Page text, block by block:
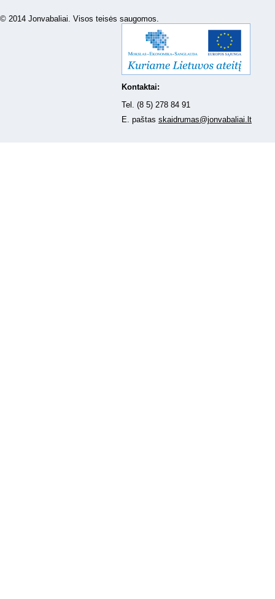
© 2014 Jonvabaliai. Visos teisės saugomos.
Kontaktai:
Tel. (8 5) 278 84 91
E. paštas skaidrumas@jonvabaliai.lt